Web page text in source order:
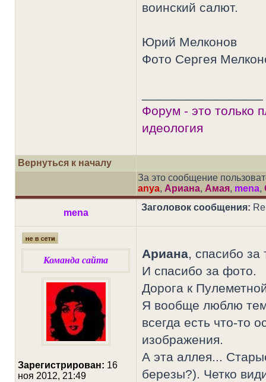
воинский салют.
Юрий Мелконов
Фото Сергея
Форум - это только
идеология
Вернуться к началу
За это сообщение
anya, Ариана, Амая, mena,
mena
Заголовок сообщения:
Команда сайта
Зарегистрирован: 16
ноя 2012, 21:49
Ариана, спасибо
И спасибо за фото.
Дорога к
Я вообще люблю
всегда есть что-то
изображения.
А эта аллея...
березы?). Четко